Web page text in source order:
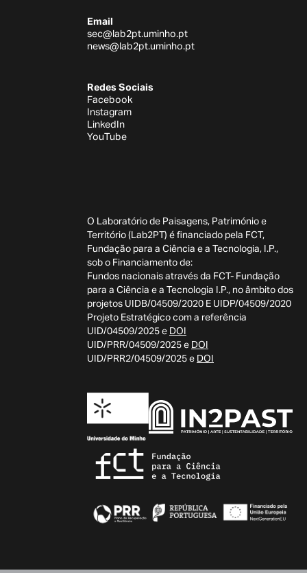
Email
sec@lab2pt.uminho.pt
news@lab2pt.uminho.pt
Redes Sociais
Facebook
Instagram
LinkedIn
YouTube
O Laboratório de Paisagens, Património e
Território (Lab2PT) é financiado pela FCT,
Fundação para a Ciência e a Tecnologia, I.P.,
sob o Financiamento de:
Fundos nacionais através da FCT- Fundação
para a Ciência e a Tecnologia I.P., no âmbito dos
projetos UIDB/04509/2020 E UIDP/04509/2020
Projeto Estratégico com a referência
UID/04509/2025 e DOI
UID/PRR/04509/2025 e DOI
UID/PRR2/04509/2025 e DOI